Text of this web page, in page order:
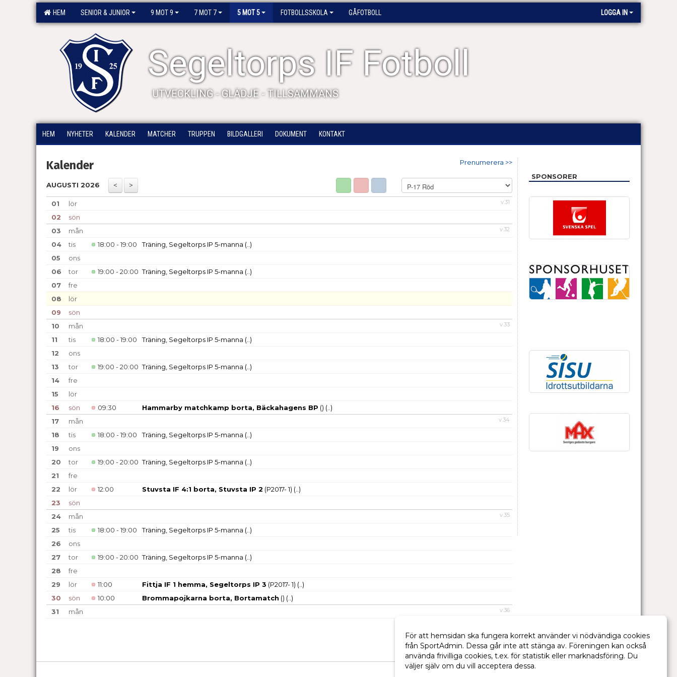
HEM SENIOR & JUNIOR 9 MOT 9 7 MOT 7 5 MOT 5 FOTBOLLSSKOLA GÅFOTBOLL LOGGA IN
Segeltorps IF Fotboll
UTVECKLING - GLÄDJE - TILLSAMMANS
HEM NYHETER KALENDER MATCHER TRUPPEN BILDGALLERI DOKUMENT KONTAKT
Prenumerera >>
Kalender
AUGUSTI 2026
v.31
01
lör
02
sön
v.32
03
mån
04
tis 18:00 - 19:00 Träning, Segeltorps IP 5-manna (..)
05
ons
06
tor 19:00 - 20:00 Träning, Segeltorps IP 5-manna (..)
07
fre
08
lör
09
sön
v.33
10
mån
11
tis 18:00 - 19:00 Träning, Segeltorps IP 5-manna (..)
12
ons
13
tor 19:00 - 20:00 Träning, Segeltorps IP 5-manna (..)
14
fre
15
lör
16
sön 09:30 Hammarby matchkamp borta, Bäckahagens BP () (..)
v.34
17
mån
18
tis 18:00 - 19:00 Träning, Segeltorps IP 5-manna (..)
19
ons
20
tor 19:00 - 20:00 Träning, Segeltorps IP 5-manna (..)
21
fre
22
lör 12:00 Stuvsta IF 4:1 borta, Stuvsta IP 2 (P2017- 1) (..)
23
sön
v.35
24
mån
25
tis 18:00 - 19:00 Träning, Segeltorps IP 5-manna (..)
26
ons
27
tor 19:00 - 20:00 Träning, Segeltorps IP 5-manna (..)
28
fre
29
lör 11:00 Fittja IF 1 hemma, Segeltorps IP 3 (P2017- 1) (..)
30
sön 10:00 Brommapojkarna borta, Bortamatch () (..)
v.36
31 mån
SPONSORER
För att hemsidan ska fungera korrekt använder vi nödvändiga cookies
från SportAdmin. Dessa går inte att stänga av. Föreningen kan också
använda frivilliga cookies, t.ex. för statistik eller marknadsföring. Du
väljer själv om du vill acceptera dessa.